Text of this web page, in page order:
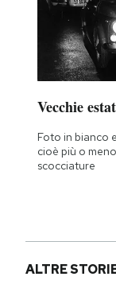
Vecchie
Foto in bianco
cioè più o
scocciature
ALTRE